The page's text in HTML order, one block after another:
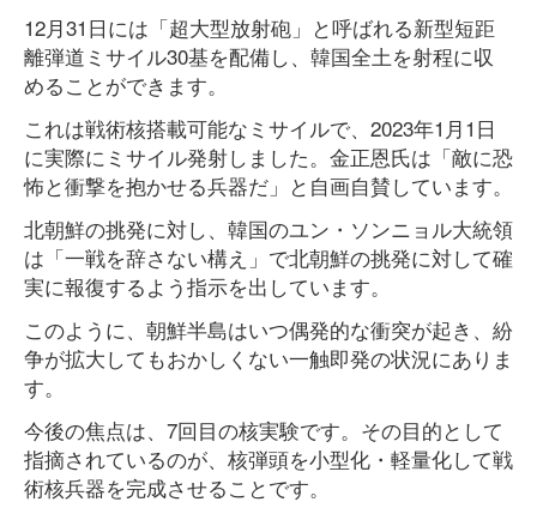
12月31日には「超大型放射砲」と呼ばれる新型短距
離弾道ミサイル30基を配備し、韓国全土を射程に収
めることができます。
これは戦術核搭載可能なミサイルで、2023年1月1日
に実際にミサイル発射しました。金正恩氏は「敵に恐
怖と衝撃を抱かせる兵器だ」と自画自賛しています。
北朝鮮の挑発に対し、韓国のユン・ソンニョル大統領
は「一戦を辞さない構え」で北朝鮮の挑発に対して確
実に報復するよう指示を出しています。
このように、朝鮮半島はいつ偶発的な衝突が起き、紛
争が拡大してもおかしくない一触即発の状況にありま
す。
今後の焦点は、7回目の核実験です。その目的として
指摘されているのが、核弾頭を小型化・軽量化して戦
術核兵器を完成させることです。